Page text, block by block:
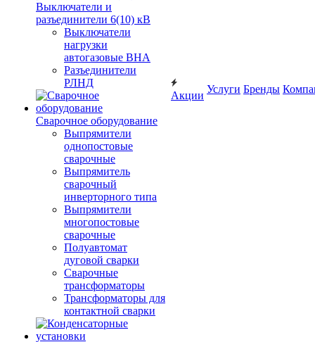
Выключатели и
разъединители 6(10) кВ
Выключатели
нагрузки
автогазовые ВНА
Разъединители
РЛНД
Сварочное оборудование
Выпрямители
однопостовые
сварочные
Выпрямитель
сварочный
инверторного типа
Выпрямители
многопостовые
сварочные
Полуавтомат
дуговой сварки
Сварочные
трансформаторы
Трансформаторы для
контактной сварки
Акции
Услуги Бренды